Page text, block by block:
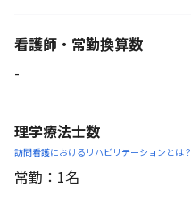
看護師・常勤換算数
-
理学療法士数
訪問看護におけるリハビリ テーションとは？
常勤：1名